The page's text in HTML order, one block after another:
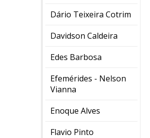
Dário Teixeira Cotrim
Davidson Caldeira
Edes Barbosa
Efemérides - Nelson
Vianna
Enoque Alves
Flavio Pinto